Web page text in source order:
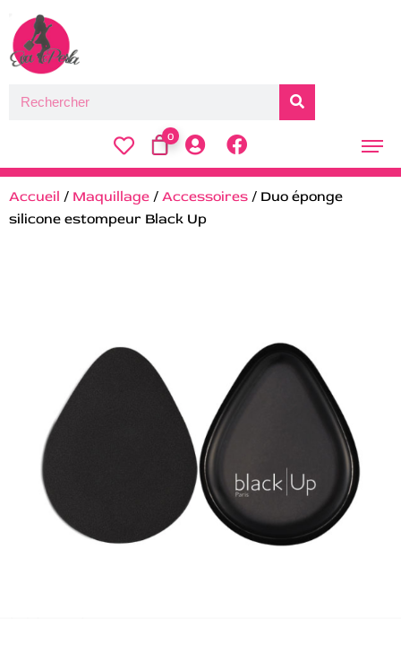
0
Accueil / Maquillage / Accessoires / Duo éponge
silicone estompeur Black Up